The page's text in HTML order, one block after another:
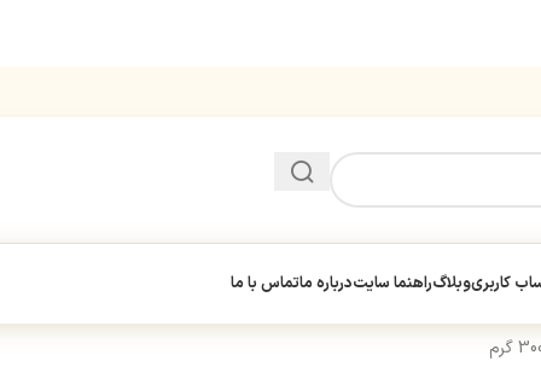
کاربریوبلاگراهنما سایتدرباره ماتماس با ما